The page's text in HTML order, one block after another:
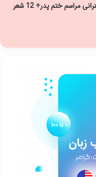
24 بهترین متن سخنرانی مراسم ختم پدر+ 12 شعر